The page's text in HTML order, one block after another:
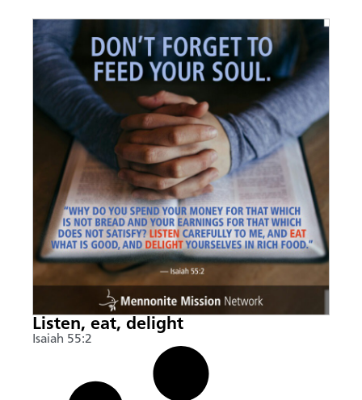
Listen, eat, delight
Isaiah 55:2